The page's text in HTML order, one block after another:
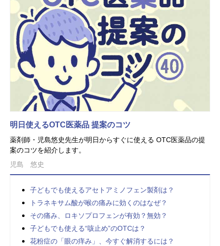
明日使えるOTC医薬品 提案のコツ
薬剤師・児島悠史先生が明日からすぐに使える OTC医薬品の提
案のコツを紹介します。
児島 悠史
子どもでも使えるアセトアミノフェン製剤は？
トラネキサム酸が喉の痛みに効くのはなぜ？
その痛み、ロキソプロフェンが有効？無効？
子どもでも使える“咳止め”のOTCは？
花粉症の「眼の痒み」、今すぐ解消するには？